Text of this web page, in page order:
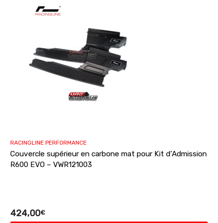
RACINGLINE PERFORMANCE
Couvercle supérieur en carbone mat pour Kit d’Admission
R600 EVO – VWR121003
424,00€